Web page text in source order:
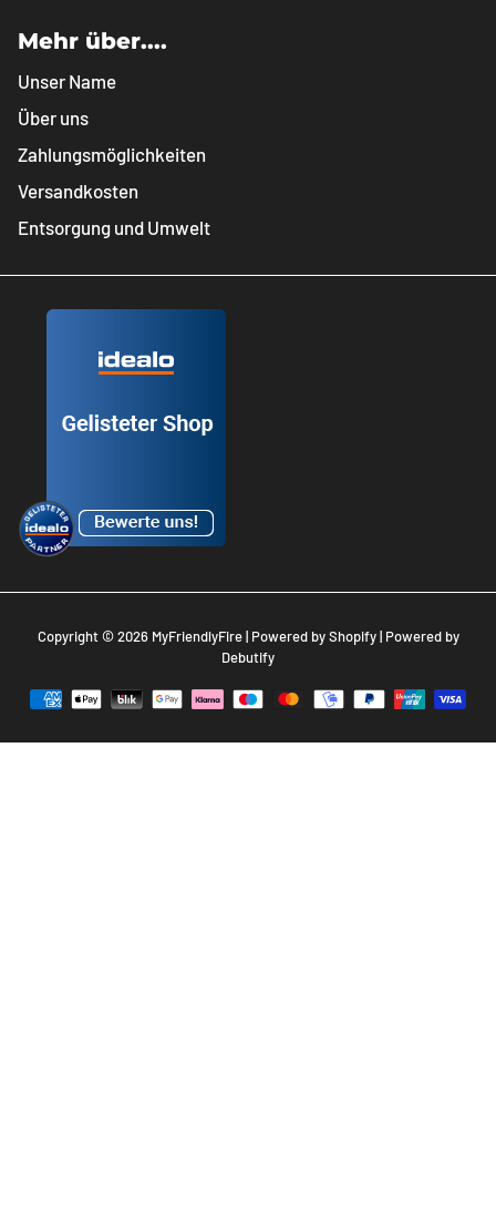
Mehr über....
Unser Name
Über uns
Zahlungsmöglichkeiten
Versandkosten
Entsorgung und Umwelt
Copyright © 2026 MyFriendlyFire| Powered byShopify| Powered by
Debutify
Zahlungsarten